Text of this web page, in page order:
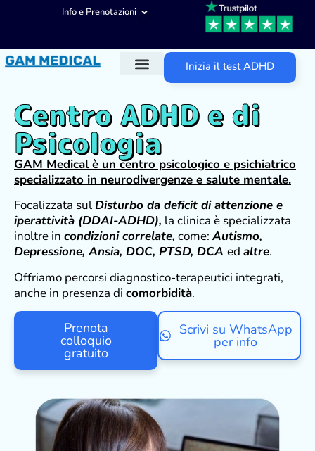
Info e Prenotazioni
Inizia il test ADHD
Centro ADHD e di
Psicologia
GAM Medical è un centro psicologico e psichiatrico
specializzato in neurodivergenze e salute mentale.
Focalizzata sulDisturbo da deficit di attenzione e
iperattività (DDAI-ADHD), la clinica è specializzata
inoltre in condizioni correlate, come: Autismo,
Depressione, Ansia, DOC, PTSD, DCA ed altre.
Offriamo percorsi diagnostico-terapeutici integrati,
anche in presenza di comorbidità.
Prenota
colloquio
gratuito
Scrivi su WhatsApp
per info